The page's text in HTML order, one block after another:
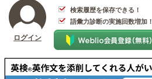
ログイン
検索履歴を保存できる！
語彙力診断の実施回数増加！